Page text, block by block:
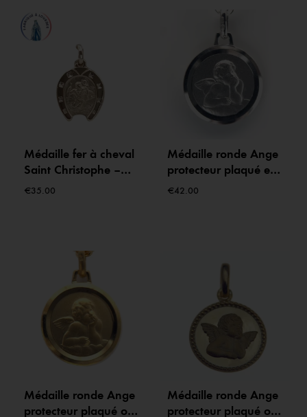
Médaille fer à cheval
Saint Christophe –
Plaqué or – 15 mm –
€35.00
Médaille ronde Ange
protecteur plaqué en
Argent – 14 mm
€42.00
Médaille ronde Ange
protecteur plaqué or
Médaille ronde Ange
protecteur plaqué or